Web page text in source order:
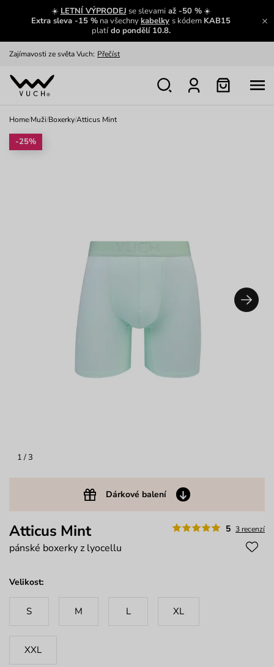
☀️ LETNÍ VÝPRODEJ se slevamiaž -50 %☀️
Extra sleva -15 % na všechnykabelky s kódem KAB15
platído pondělí 10.8.
Zajímavosti ze světa Vuch: Přečíst
Výměna a vrácení zdarma
Home/Muži/Boxerky/Atticus Mint
1 / 3
Dárkové balení
-25%
5 3 recenzí
Atticus Mint
pánské boxerky z lyocellu
Velikost:
S M L XL
XXL